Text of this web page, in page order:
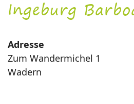
Ingeburg
Adresse
Zum Wandermichel 1
Wadern